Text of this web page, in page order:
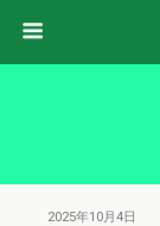
2025年10月4日